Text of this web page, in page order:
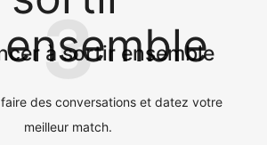
à sortir ensemble
3
des conversations et datez votre
meilleur match.